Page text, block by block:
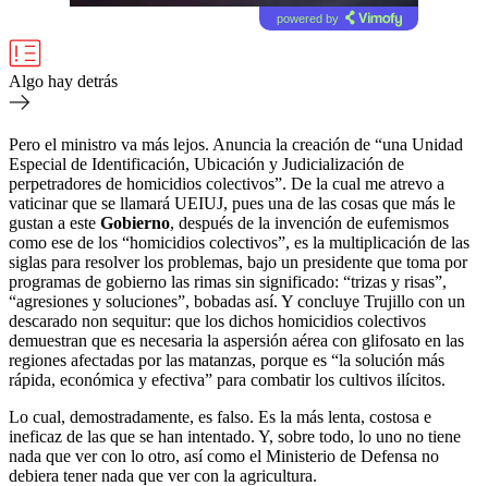
powered by
Algo hay detrás
Pero el ministro va más lejos. Anuncia la creación de “una Unidad
Especial de Identificación, Ubicación y Judicialización de
perpetradores de homicidios colectivos”. De la cual me atrevo a
vaticinar que se llamará UEIUJ, pues una de las cosas que más le
gustan a este Gobierno, después de la invención de eufemismos
como ese de los “homicidios colectivos”, es la multiplicación de las
siglas para resolver los problemas, bajo un presidente que toma por
programas de gobierno las rimas sin significado: “trizas y risas”,
“agresiones y soluciones”, bobadas así. Y concluye Trujillo con un
descarado non sequitur: que los dichos homicidios colectivos
demuestran que es necesaria la aspersión aérea con glifosato en las
regiones afectadas por las matanzas, porque es “la solución más
rápida, económica y efectiva” para combatir los cultivos ilícitos.
Lo cual, demostradamente, es falso. Es la más lenta, costosa e
ineficaz de las que se han intentado. Y, sobre todo, lo uno no tiene
nada que ver con lo otro, así como el Ministerio de Defensa no
debiera tener nada que ver con la agricultura.